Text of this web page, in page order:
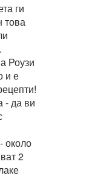
ги
това
Роузи
и е
- да ви
около
2